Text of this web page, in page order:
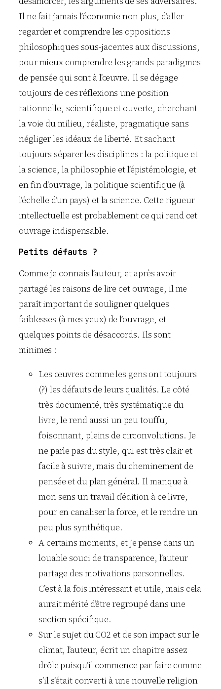
Il ne fait jamais l’économie non plus, d’aller
regarder et comprendre les oppositions
philosophiques sous-jacentes aux discussions,
pour mieux comprendre les grands paradigmes
de pensée qui sont à l’œuvre. Il se dégage
toujours de ces réflexions une position
rationnelle, scientifique et ouverte, cherchant
la voie du milieu, réaliste, pragmatique sans
négliger les idéaux de liberté. Et sachant
toujours séparer les disciplines : la politique et
la science, la philosophie et l’épistémologie, et
en fin d’ouvrage, la politique scientifique (à
l’échelle d’un pays) et la science. Cette rigueur
intellectuelle est probablement ce qui rend cet
ouvrage indispensable.
Petits défauts ?
Comme je connais l’auteur, et après avoir
partagé les raisons de lire cet ouvrage, il me
paraît important de souligner quelques
faiblesses (à mes yeux) de l’ouvrage, et
quelques points de désaccords. Ils sont
minimes :
Les œuvres comme les gens ont toujours
(?) les défauts de leurs qualités. Le côté
très documenté, très systématique du
livre, le rend aussi un peu touffu,
foisonnant, pleins de circonvolutions. Je
ne parle pas du style, qui est très clair et
facile à suivre, mais du cheminement de
pensée et du plan général. Il manque à
mon sens un travail d’édition à ce livre,
pour en canaliser la force, et le rendre un
peu plus synthétique.
A certains moments, et je pense dans un
louable souci de transparence, l’auteur
partage des motivations personnelles.
C’est à la fois intéressant et utile, mais cela
aurait mérité d’être regroupé dans une
section spécifique.
Sur le sujet du CO2 et de son impact sur le
climat, l’auteur, écrit un chapitre assez
drôle puisqu’il commence par faire comme
s’il s’était converti à une nouvelle religion